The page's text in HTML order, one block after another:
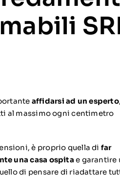
affidarsi ad un esperto
al massimo ogni centimetro
è proprio quella di far
una casa ospita e garantire
di pensare di riadattare